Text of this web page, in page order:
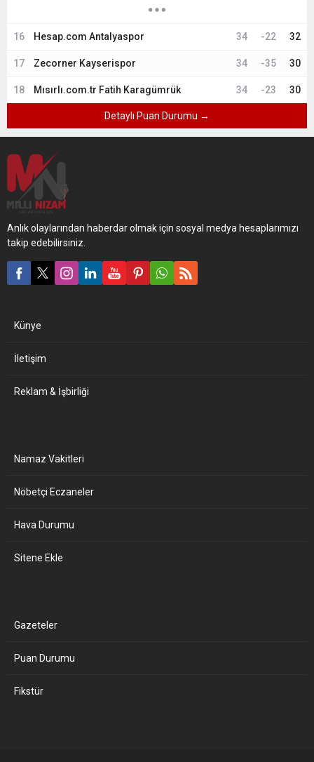
16 Hesap.com Antalyaspor 34 -22 32
17 Zecorner Kayserispor 34 -35 30
18 Mısırlı.com.tr Fatih Karagümrük 34 -23 30
Detaylı Puan Durumu →
Anlık olaylarından haberdar olmak için sosyal medya hesaplarımızı
takip edebilirsiniz.
Künye
İletişim
Reklam & İşbirliği
Namaz Vakitleri
Nöbetçi Eczaneler
Hava Durumu
Sitene Ekle
Gazeteler
Puan Durumu
Fikstür